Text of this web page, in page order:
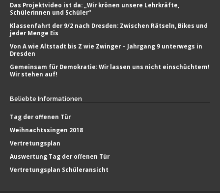
Das Projektvideo ist da: „Wir krönen unsere Lehrkräfte,
Schülerinnen und Schüler“
Klassenfahrt der 9/2 nach Dresden: Zwischen Rätseln, Bikes und
jeder Menge Eis
Von A wie Altstadt bis Z wie Zwinger – Jahrgang 9 unterwegs in
Dresden
Gemeinsam für Demokratie: Wir lassen uns nicht einschüchtern!
Wir stehen auf!
Beliebte Informationen
Tag der offenen Tür
Weihnachtssingen 2018
Vertretungsplan
Auswertung Tag der offenen Tür
Vertretungsplan Schüleransicht